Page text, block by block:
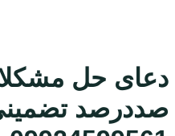
دعای حل
صددرصد